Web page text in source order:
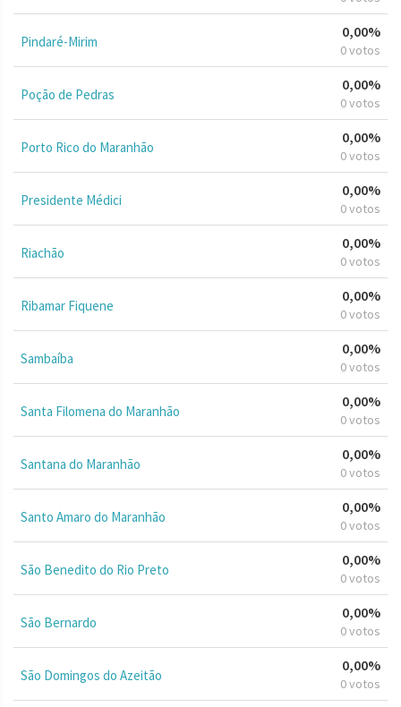
Pindaré-Mirim
0,00%
0 votos
Poção de Pedras
0,00%
0 votos
Porto Rico do Maranhão
0,00%
0 votos
Presidente Médici
0,00%
0 votos
Riachão
0,00%
0 votos
Ribamar Fiquene
0,00%
0 votos
Sambaíba
0,00%
0 votos
Santa Filomena do Maranhão
0,00%
0 votos
Santana do Maranhão
0,00%
0 votos
Santo Amaro do Maranhão
0,00%
0 votos
São Benedito do Rio Preto
0,00%
0 votos
São Bernardo
0,00%
0 votos
São Domingos do Azeitão
0,00%
0 votos